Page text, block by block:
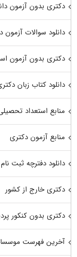
دکتری بدون آزمون
دانلود سوالات آزمون
دکتری بدون آزمون
دانلود کتاب زبان
منابع استعداد
منابع آزمون دکتری
دانلود دفترچه ثبت
دکتری خارج از کشور
دکتری بدون کنکور
آخرین فهرست